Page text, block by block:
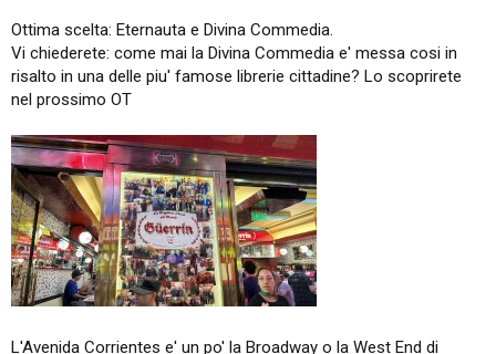
Ottima scelta: Eternauta e Divina Commedia.
Vi chiederete: come mai la Divina Commedia e' messa cosi in
risalto in una delle piu' famose librerie cittadine? Lo scoprirete
nel prossimo OT
L'Avenida Corrientes e' un po' la Broadway o la West End di